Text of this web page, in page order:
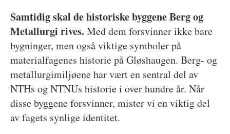
Samtidig skal de historiske byggene Berg og
Metallurgi rives. Med dem forsvinner ikke bare
bygninger, men også viktige symboler på
materialfagenes historie på Gløshaugen. Berg- og
metallurgimiljøene har vært en sentral del av
NTHs og NTNUs historie i over hundre år. Når
disse byggene forsvinner, mister vi en viktig del
av fagets synlige identitet.